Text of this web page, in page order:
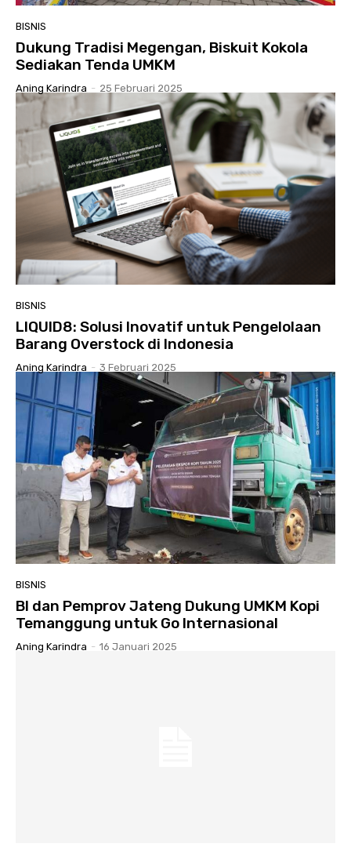
BISNIS
Dukung Tradisi Megengan, Biskuit Kokola
Sediakan Tenda UMKM
Aning Karindra - 25 Februari 2025
BISNIS
LIQUID8: Solusi Inovatif untuk Pengelolaan
Barang Overstock di Indonesia
Aning Karindra - 3 Februari 2025
BISNIS
BI dan Pemprov Jateng Dukung UMKM Kopi
Temanggung untuk Go Internasional
Aning Karindra - 16 Januari 2025